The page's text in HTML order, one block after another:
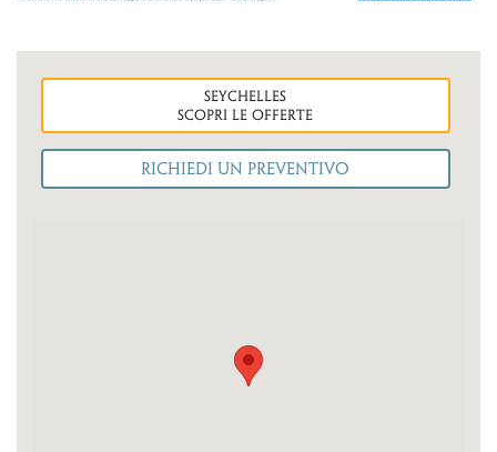
seychelles
Scopri le OFFERTE